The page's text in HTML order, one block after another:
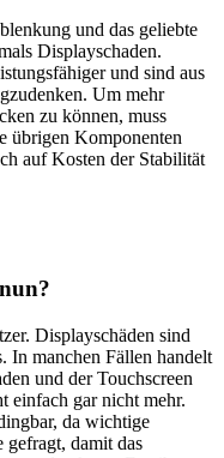
und das geliebte
Displayschaden.
und sind aus
Um mehr
zu können, muss
übrigen Komponenten
auf Kosten der Stabilität
Displayschäden sind
In manchen Fällen handelt
und der Touchscreen
einfach gar nicht mehr.
da wichtige
gefragt, damit das